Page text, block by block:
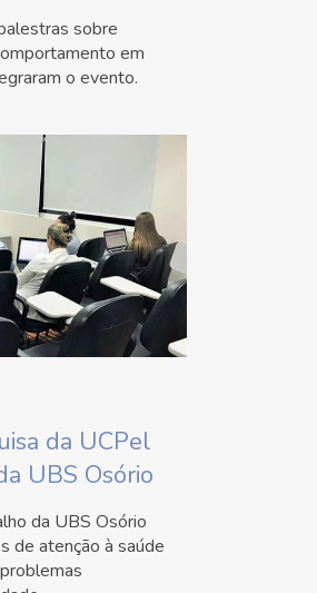
sobre
em
o evento.
da UCPel
UBS Osório
da UBS Osório
de atenção à saúde